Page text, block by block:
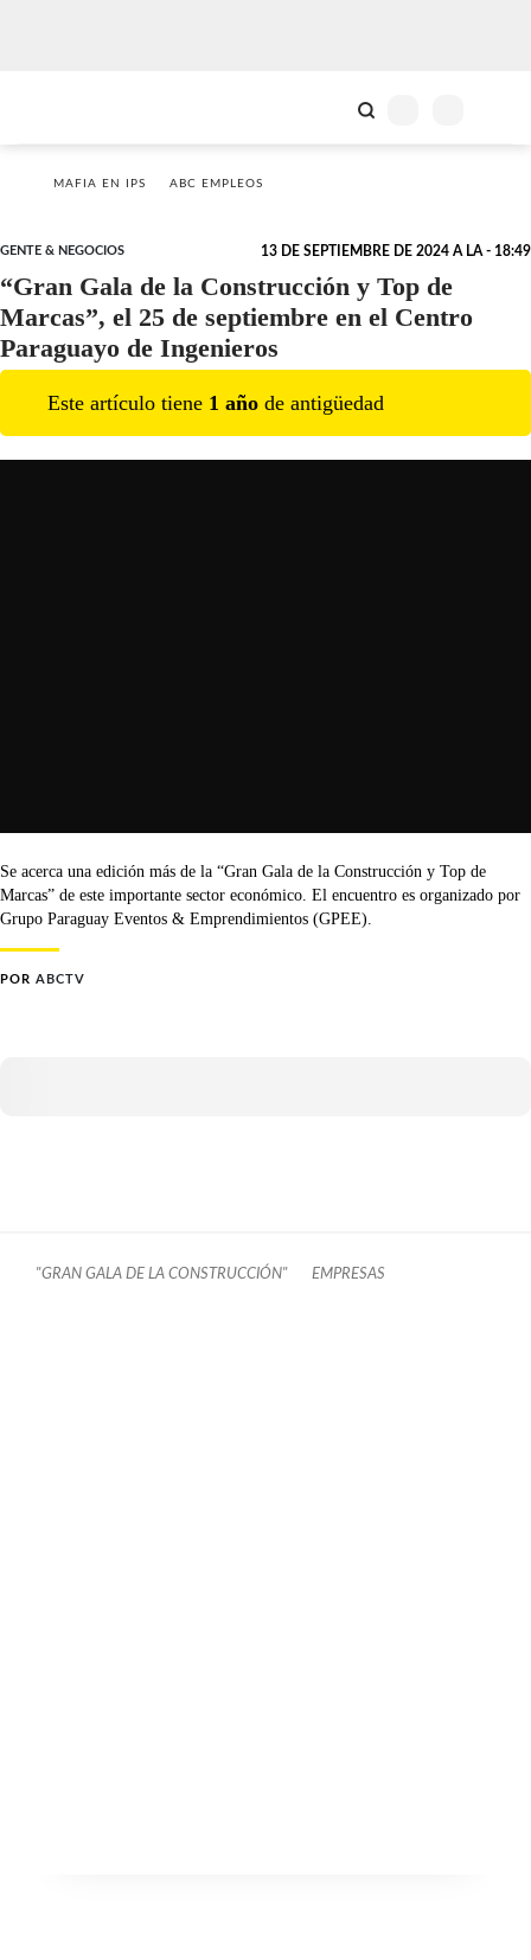
MAFIA EN IPS ABC EMPLEOS
GENTE & NEGOCIOS 13 DE SEPTIEMBRE DE 2024 A LA - 18:49
“Gran Gala de la Construcción y Top de
Marcas”, el 25 de septiembre en el Centro
Paraguayo de Ingenieros
Este artículo tiene 1 año de antigüedad
Se acerca una edición más de la “Gran Gala de la Construcción y Top de
Marcas” de este importante sector económico. El encuentro es organizado por
Grupo Paraguay Eventos & Emprendimientos (GPEE).
POR ABCTV
"GRAN GALA DE LA CONSTRUCCIÓN" EMPRESAS